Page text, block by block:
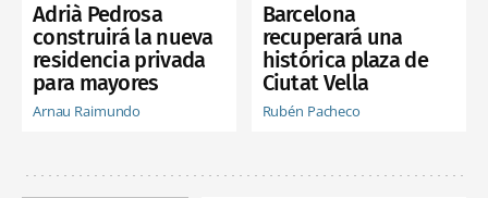
Adrià Pedrosa
construirá la nueva
residencia privada
para mayores
Arnau Raimundo
Barcelona
recuperará una
histórica plaza de
Ciutat Vella
Rubén Pacheco